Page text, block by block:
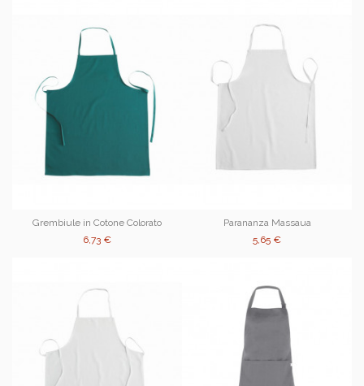
Grembiule in Cotone Colorato
6,73 €
Parananza Massaua
5,65 €